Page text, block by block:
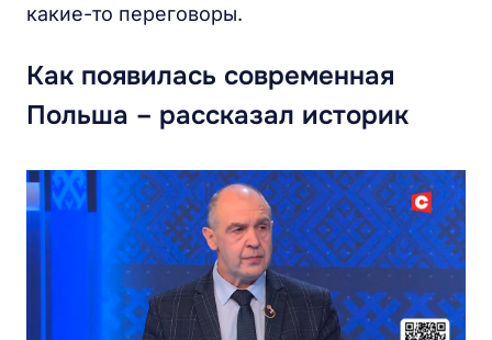
какие-то переговоры.
Как появилась современная
Польша – рассказал историк